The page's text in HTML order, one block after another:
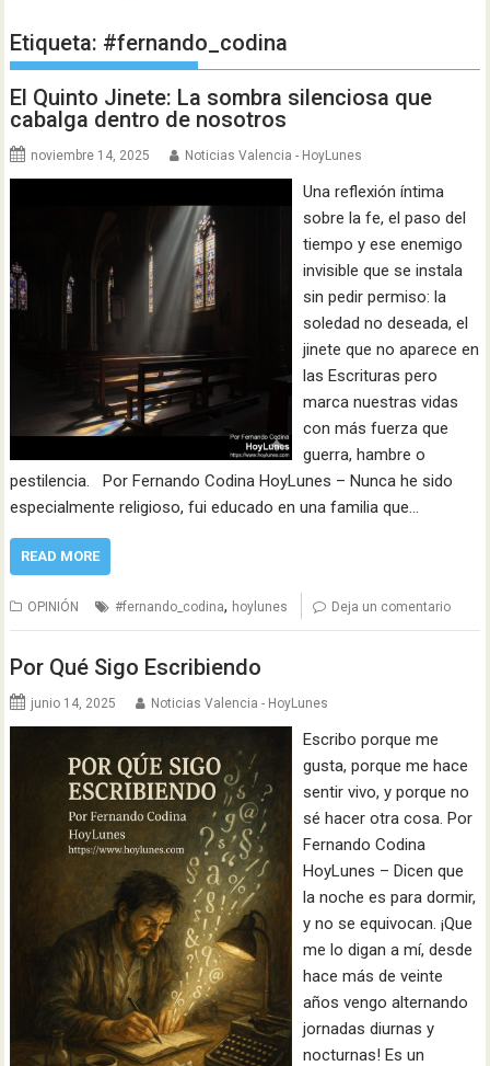
Etiqueta: #fernando_codina
El Quinto Jinete: La sombra silenciosa que
cabalga dentro de nosotros
noviembre 14, 2025 Noticias Valencia - HoyLunes
Una reflexión íntima
sobre la fe, el paso del
tiempo y ese enemigo
invisible que se instala
sin pedir permiso: la
soledad no deseada, el
jinete que no aparece en
las Escrituras pero
marca nuestras vidas
con más fuerza que
guerra, hambre o
pestilencia. Por Fernando Codina HoyLunes – Nunca he sido
especialmente religioso, fui educado en una familia que…
READ MORE
OPINIÓN #fernando_codina, hoylunes Deja un comentario
Por Qué Sigo Escribiendo
junio 14, 2025 Noticias Valencia - HoyLunes
Escribo porque me
gusta, porque me hace
sentir vivo, y porque no
sé hacer otra cosa. Por
Fernando Codina
HoyLunes – Dicen que
la noche es para dormir,
y no se equivocan. ¡Que
me lo digan a mí, desde
hace más de veinte
años vengo alternando
jornadas diurnas y
nocturnas! Es un